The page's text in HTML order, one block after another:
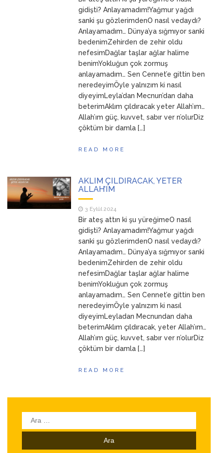
ANNEMgidişti? Anlayamadım!Yağmur yağdı
sanki şu gözlerimdenO nasıl vedaydı?
Anlayamadım… Dünya’ya sığmıyor sanki
bedenimZehirden de zehir oldu
nefesimDağlar taşlar ağlar halime
benimYokluğun çok zormuş
anlayamadım… Sen Cennet’e gittin ben
neredeyimÖyle yalnızım ki nasıl
diyeyimLeyla’dan Mecnun’dan daha
beterimAklım çıldıracak yeter Allah’ım…
Allah’ım güç, kuvvet, sabır ver n’olurDiz
çöktüm bir damla […]
READ MORE
AKLIM ÇILDIRACAK, YETER
ALLAH’IM
3 Eylül 2024
Bir ateş attın ki şu yüreğimeO nasıl
gidişti? Anlayamadım!Yağmur yağdı
sanki şu gözlerimdenO nasıl vedaydı?
Anlayamadım… Dünya’ya sığmıyor sanki
bedenimZehirden de zehir oldu
nefesimDağlar taşlar ağlar halime
benimYokluğun çok zormuş
anlayamadım… Sen Cennet’e gittin ben
neredeyimÖyle yalnızım ki nasıl
diyeyimLeyladan Mecnundan daha
beterimAklım çıldıracak, yeter Allah’ım…
Allah’ım güç, kuvvet, sabır ver n’olurDiz
çöktüm bir damla […]
READ MORE
Arama: